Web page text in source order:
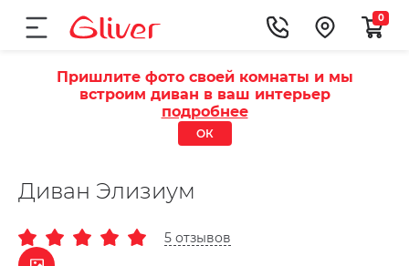
0
Пришлите фото своей комнаты и мы
встроим диван в ваш интерьер
подробнее
ОК
Диван Элизиум
5 отзывов